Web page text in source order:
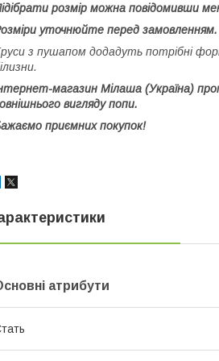
розмір можна повідомивши
уточнюйте перед замовленням.
з пушапом додадуть потрібні
магазин Мілаша (Україна)
вигляду попи.
приємних покупок!
атрибути